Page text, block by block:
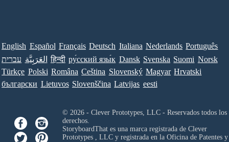
English Español Français Deutsch Italiana Nederlands Português
עברית العَرَبِيَّة हिन्दी ру́сский язы́к Dansk Svenska Suomi Norsk
Türkçe Polski Româna Ceština Slovenský Magyar Hrvatski
български Lietuvos Slovenščina Latvijas eesti
© 2026 - Clever Prototypes, LLC - Reservados todos los
derechos.
StoryboardThat es una marca registrada de Clever
Prototypes , LLCy registrada en la Oficina de Patentes y